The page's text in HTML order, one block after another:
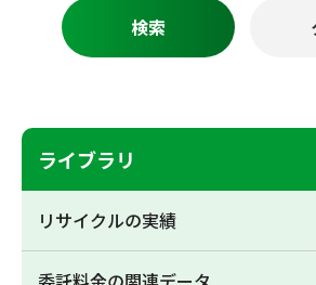
ライブラリ
リサイクルの実績